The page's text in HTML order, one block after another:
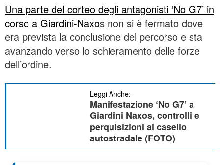
Una parte del corteo degli antagonisti ‘No G7’ in
corso a Giardini-Naxos non si è fermato dove
era prevista la conclusione del percorso e sta
avanzando verso lo schieramento delle forze
dell’ordine.
Leggi Anche:
Manifestazione ‘No G7’ a
Giardini Naxos, controlli e
perquisizioni al casello
autostradale (FOTO)